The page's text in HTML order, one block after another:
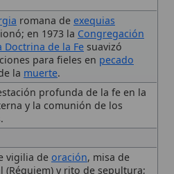
profunda de la fe en la
y la comunión de los
deoración
, misa de
y rito de sepultura;
a cremación y otras
de los